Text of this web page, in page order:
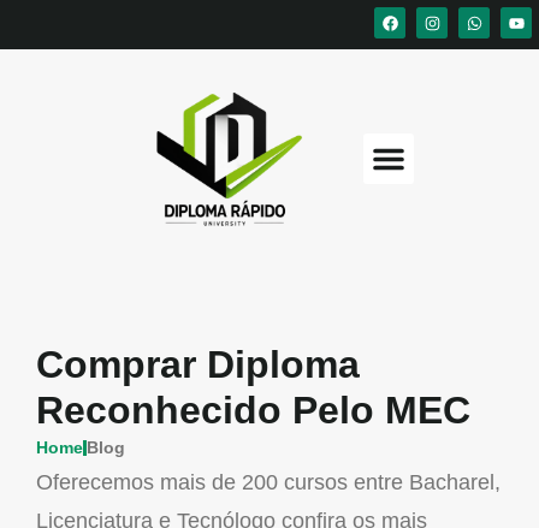
Comprar Diploma
Reconhecido Pelo MEC
Home Blog
Oferecemos mais de 200 cursos entre Bacharel,
Licenciatura e Tecnólogo confira os mais